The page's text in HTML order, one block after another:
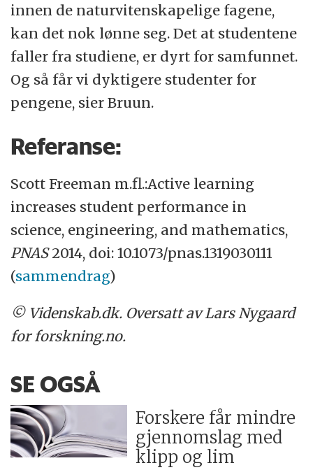
innen de naturvitenskapelige fagene,
kan det nok lønne seg. Det at studentene
faller fra studiene, er dyrt for samfunnet.
Og så får vi dyktigere studenter for
pengene, sier Bruun.
Referanse:
Scott Freeman m.fl.:Active learning
increases student performance in
science, engineering, and mathematics,
PNAS2014, doi: 10.1073/pnas.1319030111
(sammendrag)
© Videnskab.dk. Oversatt av Lars Nygaard
for forskning.no.
SE OGSÅ
Forskere får mindre
gjennomslag med
klipp og lim